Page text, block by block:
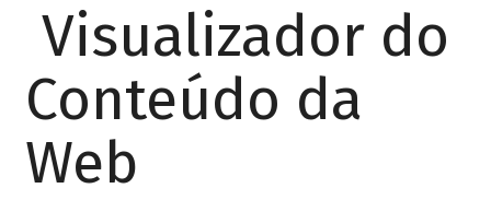
Visualizador do
Conteúdo da
Web